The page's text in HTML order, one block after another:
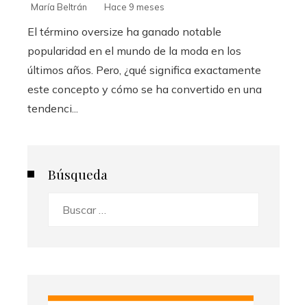
María Beltrán Hace 9 meses
El término oversize ha ganado notable
popularidad en el mundo de la moda en los
últimos años. Pero, ¿qué significa exactamente
este concepto y cómo se ha convertido en una
tendenci...
Búsqueda